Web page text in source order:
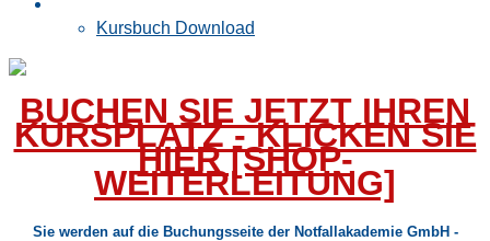
Kursbuch Download
BUCHEN SIE JETZT IHREN
KURSPLATZ - KLICKEN SIE
HIER [SHOP-
WEITERLEITUNG]
Sie werden auf die Buchungsseite der Notfallakademie GmbH -